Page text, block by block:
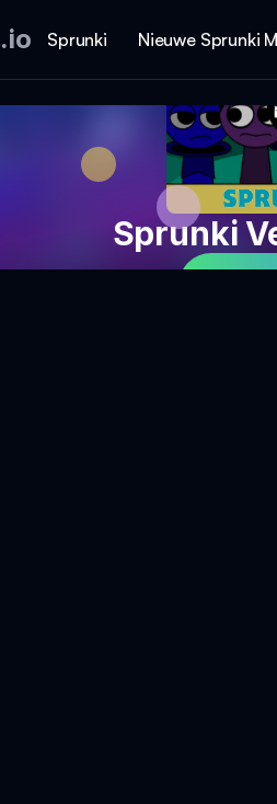
.io Sprunki Nieuwe Sprunki
Sprunki